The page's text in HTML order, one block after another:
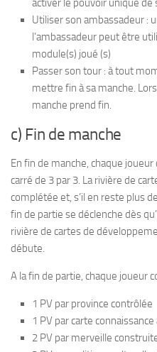
activer le pouvoir unique de
Utiliser son ambassadeur :
l’ambassadeur peut être
module(s) joué (s)
Passer son tour : à tout
mettre fin à sa manche.
manche prend fin.
c) Fin de manche
En fin de manche, chaque
carré de 3 par 3. La rivière de
complétée et, s’il en reste plus
fin de partie se déclenche dès
rivière de cartes de
débute.
A la fin de partie, chaque joueur
1 PV par province contrôlée
1 PV par carte connaissance
2 PV par merveille